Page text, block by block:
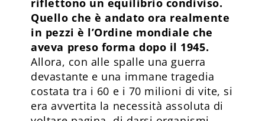
Quello che è andato ora realmente
in pezzi è l’Ordine mondiale che
aveva preso forma dopo il 1945.
Allora, con alle spalle una guerra
devastante e una immane tragedia
costata tra i 60 e i 70 milioni di vite, si
era avvertita la necessità assoluta di